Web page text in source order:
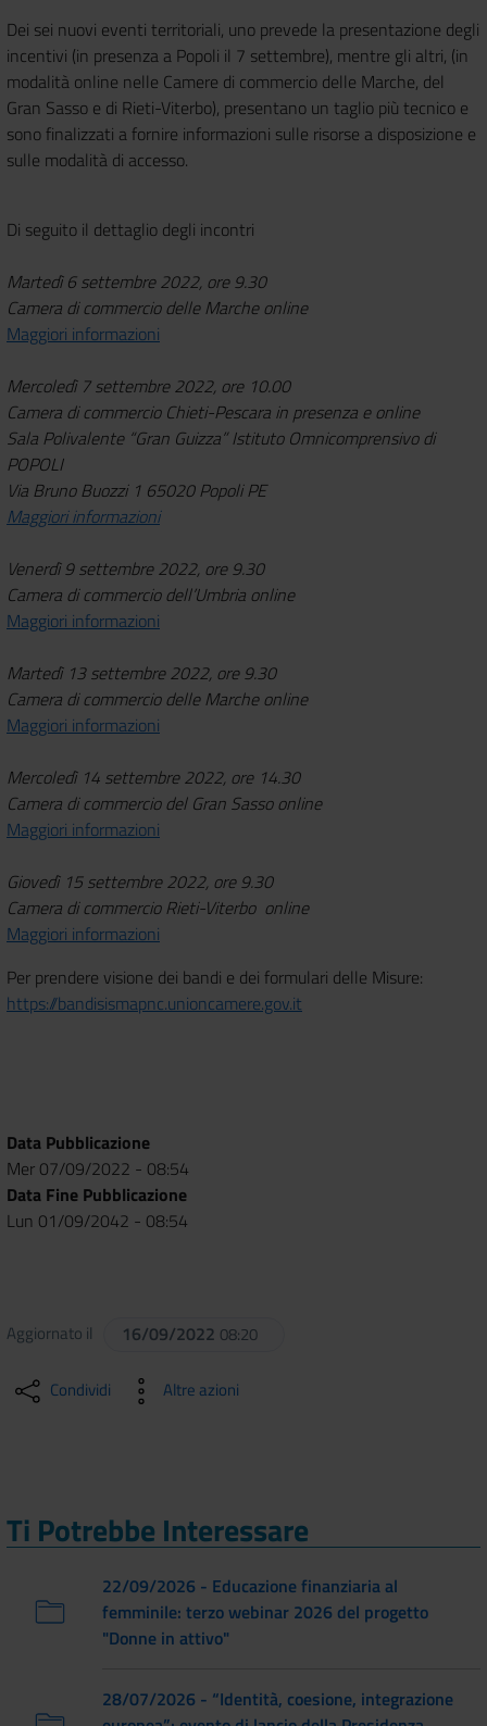
Dei sei nuovi eventi territoriali, uno prevede la presentazione degli
incentivi (in presenza a Popoli il 7 settembre), mentre gli altri, (in
modalità online nelle Camere di commercio delle Marche, del
Gran Sasso e di Rieti-Viterbo), presentano un taglio più tecnico e
sono finalizzati a fornire informazioni sulle risorse a disposizione e
sulle modalità di accesso.
Di seguito il dettaglio degli incontri
Martedì 6 settembre 2022, ore 9.30
Camera di commercio delle Marche online
Maggiori informazioni
Mercoledì 7 settembre 2022, ore 10.00
Camera di commercio Chieti-Pescara in presenza e online
Sala Polivalente “Gran Guizza” Istituto Omnicomprensivo di
POPOLI
Via Bruno Buozzi 1 65020 Popoli PE
Maggiori informazioni
Venerdì 9 settembre 2022, ore 9.30
Camera di commercio dell’Umbria online
Maggiori informazioni
Martedì 13 settembre 2022, ore 9.30
Camera di commercio delle Marche online
Maggiori informazioni
Mercoledì 14 settembre 2022, ore 14.30
Camera di commercio del Gran Sasso online
Maggiori informazioni
Giovedì 15 settembre 2022, ore 9.30
Camera di commercio Rieti-Viterbo online
Maggiori informazioni
Per prendere visione dei bandi e dei formulari delle Misure:
https://bandisismapnc.unioncamere.gov.it
Data Pubblicazione
Mer 07/09/2022 - 08:54
Data Fine Pubblicazione
Lun 01/09/2042 - 08:54
Aggiornato il 16/09/2022 08:20
Condividi Altre azioni
Ti Potrebbe Interessare
22/09/2026 - Educazione finanziaria al
femminile: terzo webinar 2026 del progetto
"Donne in attivo"
28/07/2026 - “Identità, coesione, integrazione